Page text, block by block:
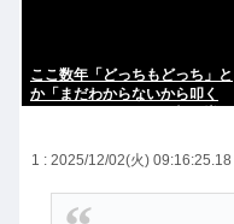
ここ数年「どっちもどっち」と
か「まだわからないから叩く
`)1 : 2025/12/02(火) 09:16:25.18